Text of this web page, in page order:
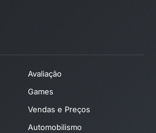
Avaliação
Games
Vendas e Preços
Automobilismo